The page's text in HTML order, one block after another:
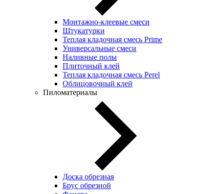
Монтажно-клеевые смеси
Штукатурки
Теплая кладочная смесь Prime
Универсальные смеси
Наливные полы
Плиточный клей
Теплая кладочная смесь Perel
Облицовочный клей
Пиломатериалы
Доска обрезная
Брус обрезной